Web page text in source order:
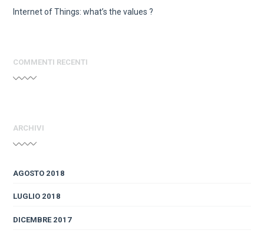
Internet of Things: what’s the values ?
COMMENTI RECENTI
ARCHIVI
AGOSTO 2018
LUGLIO 2018
DICEMBRE 2017